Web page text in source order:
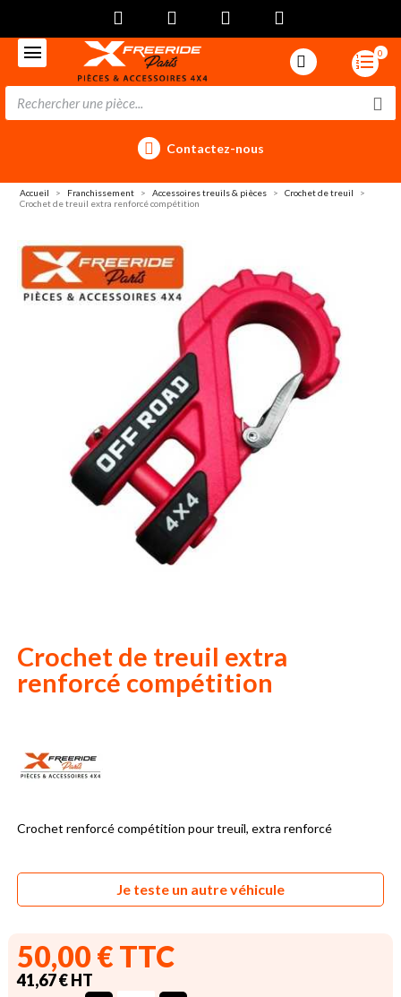
0
Contactez-nous
Accueil Franchissement Accessoires treuils & pièces
Crochet de treuil
Crochet de treuil extra renforcé compétition
Crochet de treuil extra
renforcé compétition
Crochet renforcé compétition pour treuil, extra renforcé
Je teste un autre véhicule
50,00 € TTC
41,67 € HT